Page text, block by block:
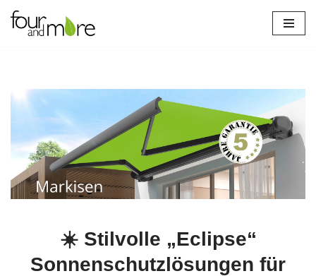
Zum
☀️ Stilvolle „Eclipse“
Sonnenschutzlösungen für